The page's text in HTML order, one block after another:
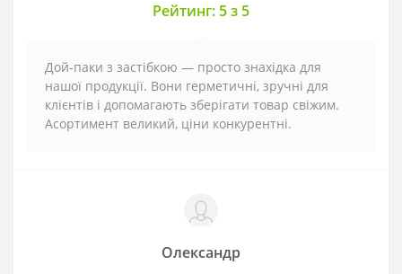
Рейтинг: 5 з 5
Дой-паки з застібкою — просто знахідка для
нашої продукції. Вони герметичні, зручні для
клієнтів і допомагають зберігати товар свіжим.
Асортимент великий, ціни конкурентні.
Олександр